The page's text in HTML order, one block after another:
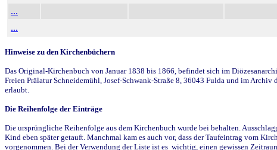
...
...
Hinweise zu den Kirchenbüchern
Das Original-Kirchenbuch von Januar 1838 bis 1866, befindet sich im
Freien Prälatur Schneidemühl, Josef-Schwank-Straße 8, 36043 Fulda und im
erlaubt.
Die Reihenfolge der Einträge
Die ursprüngliche Reihenfolge aus dem Kirchenbuch wurde bei behalten.
Kind eben später getauft. Manchmal kam es auch vor, dass der Taufeintrag vom
vorgenommen. Bei der Verwendung der Liste ist es wichtig, einen gewissen